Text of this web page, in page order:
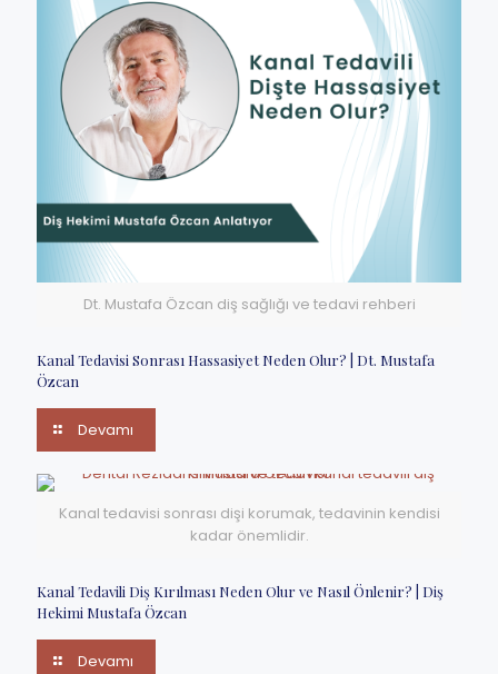
Dt. Mustafa Özcan diş sağlığı ve tedavi rehberi
Kanal Tedavisi Sonrası Hassasiyet Neden Olur? | Dt. Mustafa
Özcan
Devamı
Kanal tedavisi sonrası dişi korumak, tedavinin kendisi
kadar önemlidir.
Kanal Tedavili Diş Kırılması Neden Olur ve Nasıl Önlenir? | Diş
Hekimi Mustafa Özcan
Devamı